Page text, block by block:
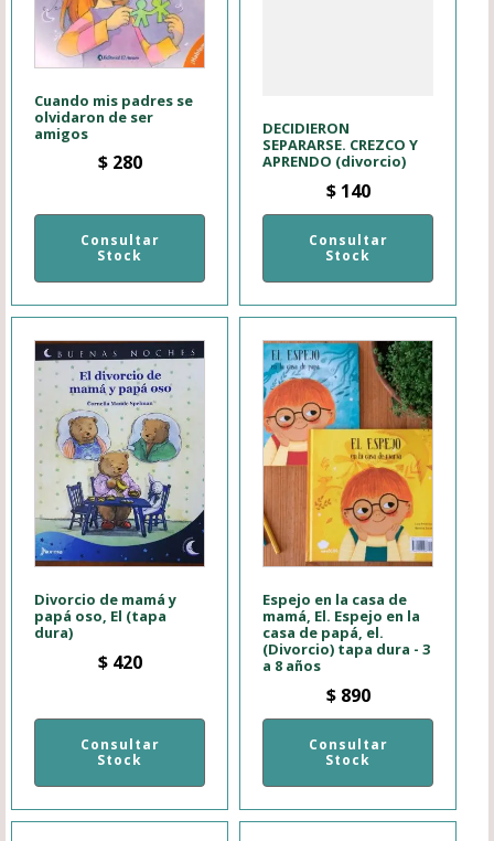
Cuando mis padres se
olvidaron de ser
amigos
$280
Consultar
Stock
DECIDIERON
SEPARARSE. CREZCO Y
APRENDO (divorcio)
$140
Consultar
Stock
Divorcio de mamá y
papá oso, El (tapa
dura)
$420
Consultar
Stock
Espejo en la casa de
mamá, El. Espejo en la
casa de papá, el.
(Divorcio) tapa dura - 3
a 8 años
$890
Consultar
Stock